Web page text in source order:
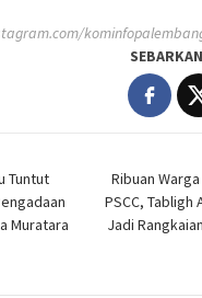
SEBARKAN
Tuntut
Muratara
Ribuan
PSCC, Tabligh
Jadi